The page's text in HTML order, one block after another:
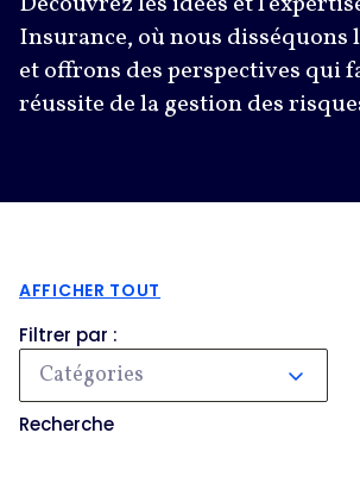
Insurance, où nous disséquons
et offrons des perspectives qui
réussite de la gestion des
AFFICHER TOUT
Filtrer par :
Catégories
Recherche